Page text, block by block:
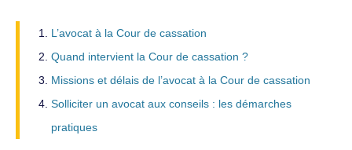
L’avocat à la Cour de cassation
Quand intervient la Cour de cassation ?
Missions et délais de l’avocat à la Cour de cassation
Solliciter un avocat aux conseils : les démarches
pratiques